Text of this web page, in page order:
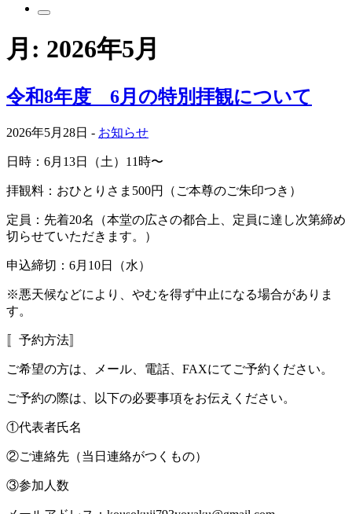
月: 2026年5月
令和8年度 6月の特別拝観について
2026年5月28日 - お知らせ
日時：6月13日（土）11時〜
拝観料：おひとりさま500円（ご本尊のご朱印つき）
定員：先着20名（本堂の広さの都合上、定員に達し次第締め
切らせていただきます。）
申込締切：6月10日（水）
※悪天候などにより、やむを得ず中止になる場合がありま
す。
〚予約方法〛
ご希望の方は、メール、電話、FAXにてご予約ください。
ご予約の際は、以下の必要事項をお伝えください。
①代表者氏名
②ご連絡先（当日連絡がつくもの）
③参加人数